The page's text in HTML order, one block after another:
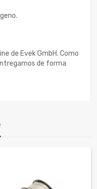
de Evek GmbH. Como
de forma